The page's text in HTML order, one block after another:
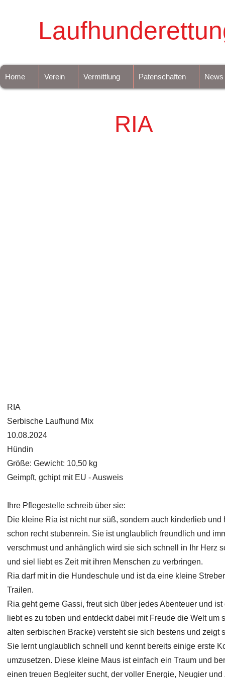
Home Verein Vermittlung Patenschaften News
RIA
RIA
Serbische Laufhund Mix
10.08.2024
Hündin
Größe: Gewicht: 10,50 kg
Geimpft, gchipt mit EU - Ausweis
Ihre Pflegestelle schreib über sie:
Die kleine Ria ist nicht nur süß, sondern auch kinderlieb
schon recht stubenrein. Sie ist unglaublich freundlich und
verschmust und anhänglich wird sie sich schnell in Ihr Herz
und siel liebt es Zeit mit ihren Menschen zu verbringen.
Ria darf mit in die Hundeschule und ist da eine kleine
Trailen.
Ria geht gerne Gassi, freut sich über jedes Abenteuer und
liebt es zu toben und entdeckt dabei mit Freude die Welt
alten serbischen Bracke) versteht sie sich bestens und zeigt
Sie lernt unglaublich schnell und kennt bereits einige erste
umzusetzen. Diese kleine Maus ist einfach ein Traum und
einen treuen Begleiter sucht, der voller Energie, Neugier